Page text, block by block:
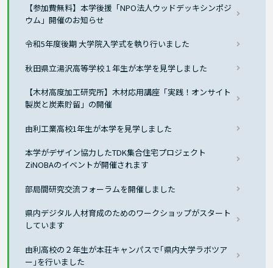
【参加費無料】本学後援「NPO法人ウッドデッキシンポジ
ウム」開催のお知らせ
令和5年度後期 大学院入学式を執り行いました
秋田県立湯沢高等学校１年生が本学を見学しました
【木材高度加工研究所】木材応用講座「実践！オンサイト
製炭と炭素貯留」の開催
由利工業高校1年生が本学を見学しました
本学がデザイン協力したTDK集合住宅プロジェクト
ZiNOBAのイベントが開催されます
部局間研究交流フォーラムを開催しました
県内デジタル人材育成のためのワークショップがスタート
しています
由利高校の２年生が本荘キャンパスで｢県内大学ラボツア
ー｣を行いました